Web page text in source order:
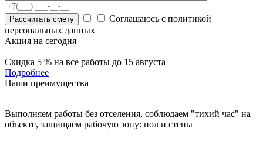
Рассчитать смету
Соглашаюсь с политикой
персональных данных
Акция на сегодня
Скидка 5 % на все работы до 15 августа
Подробнее
Наши преимущества
Выполняем работы без отселения, соблюдаем "тихий час" на
объекте, защищаем рабочую зону: пол и стены